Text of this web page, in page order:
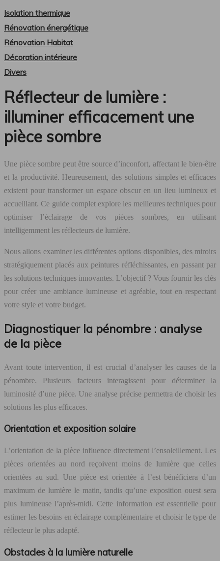
Isolation thermique
Rénovation énergétique
Rénovation Habitat
Décoration intérieure
Divers
Réflecteur de lumière :
illuminer efficacement une
pièce sombre
Une pièce sombre peut être source d’inconfort, affectant le bien-être
et la productivité. Heureusement, des solutions simples et efficaces
existent pour transformer un espace obscur en un lieu lumineux et
accueillant. Ce guide complet explore les meilleures techniques pour
optimiser l’éclairage de vos pièces sombres, en utilisant
intelligemment les réflecteurs de lumière.
Nous allons examiner les différentes options disponibles, des miroirs
stratégiquement placés aux peintures réfléchissantes, en passant par
les solutions techniques innovantes. L’objectif ? Vous fournir les clés
pour créer une ambiance lumineuse et agréable, tout en respectant
votre style et votre budget.
Diagnostiquer la pénombre : analyse
de la pièce
Avant toute intervention, il est crucial d’analyser les causes de la
pénombre. Plusieurs facteurs interagissent pour déterminer la
luminosité d’une pièce. Une analyse précise permettra de choisir les
solutions les plus efficaces.
Orientation et exposition solaire
L’orientation de la pièce influence directement l’ensoleillement. Les
pièces orientées au nord reçoivent moins de lumière que celles
orientées au sud. Une pièce est orientée à l’est bénéficiera d’un
maximum de lumière le matin, tandis qu’une exposition ouest sera
plus lumineuse l’après-midi. Cette information est essentielle pour
estimer les besoins en éclairage complémentaire et choisir le type de
réflecteur le plus adapté.
Obstacles à la lumière naturelle